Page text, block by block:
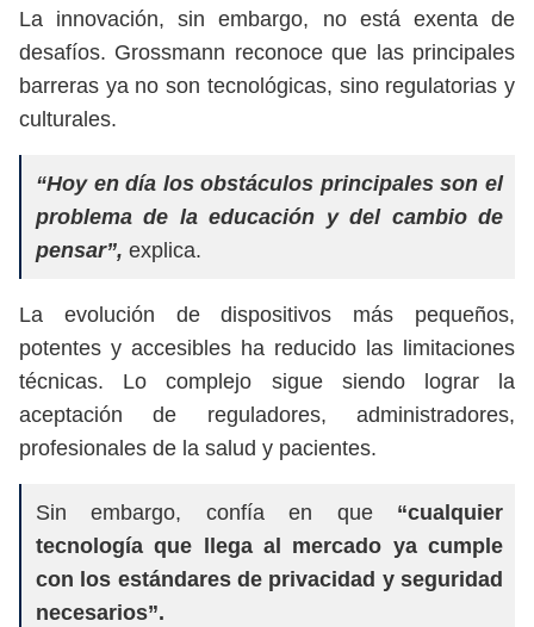
La innovación, sin embargo, no está exenta de
desafíos. Grossmann reconoce que las principales
barreras ya no son tecnológicas, sino regulatorias y
culturales.
“Hoy en día los obstáculos principales son el
problema de la educación y del cambio de
pensar”, explica.
La evolución de dispositivos más pequeños,
potentes y accesibles ha reducido las limitaciones
técnicas. Lo complejo sigue siendo lograr la
aceptación de reguladores, administradores,
profesionales de la salud y pacientes.
Sin embargo, confía en que “cualquier
tecnología que llega al mercado ya cumple
con los estándares de privacidad y seguridad
necesarios”.